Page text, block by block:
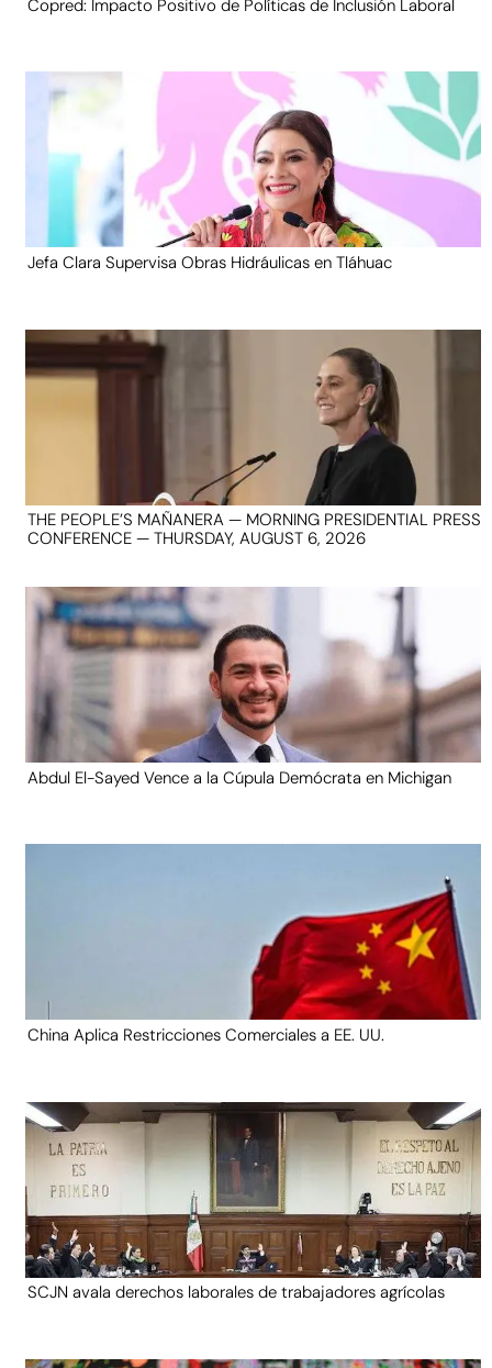
Copred: Impacto Positivo de Políticas de Inclusión Laboral
Jefa Clara Supervisa Obras Hidráulicas en Tláhuac
THE PEOPLE’S MAÑANERA — MORNING PRESIDENTIAL PRESS
CONFERENCE — THURSDAY, AUGUST 6, 2026
Abdul El-Sayed Vence a la Cúpula Demócrata en Michigan
China Aplica Restricciones Comerciales a EE. UU.
SCJN avala derechos laborales de trabajadores agrícolas